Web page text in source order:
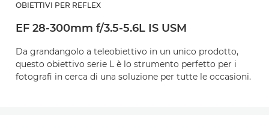
OBIETTIVI PER REFLEX
EF 28-300mm f/3.5-5.6L IS USM
Da grandangolo a teleobiettivo in un unico prodotto,
questo obiettivo serie L è lo strumento perfetto per i
fotografi in cerca di una soluzione per tutte le occasioni.